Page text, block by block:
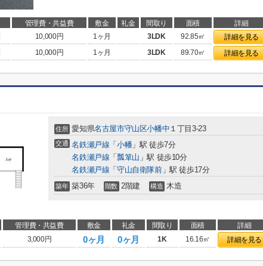
管理費・共益費 敷金 礼金 間取り 面積 詳細
10,000円 1ヶ月 3LDK 92.85㎡ 詳細を見る
10,000円 1ヶ月 3LDK 89.70㎡ 詳細を見る
住所 愛知県名古屋市守山区小幡中 １丁目3-23
交通 名鉄瀬戸線 「 小幡 」駅 徒歩7分
名鉄瀬戸線 「 瓢箪山 」駅 徒歩10分
名鉄瀬戸線 「 守山自衛隊前」駅 徒歩17分
築年 築36年 階数 2階建 構造 木造
管理費・共益費 敷金 礼金 間取り 面積 詳細
3,000円 0ヶ月 0ヶ月 1K 16.16㎡ 詳細を見る